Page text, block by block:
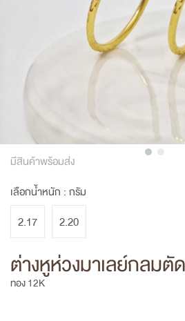
ต่างหูห่วงมาเลย์กลมตั
ทอง 12K
มีสินค้าพร้อมส่ง
เลือกน้ำหนัก : กรัม
2.17 2.20